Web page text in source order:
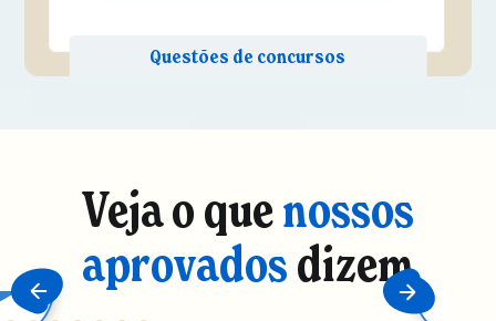
Veja o quenossos
aprovadosdizem